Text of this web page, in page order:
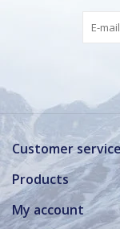
Customer
Products
My account